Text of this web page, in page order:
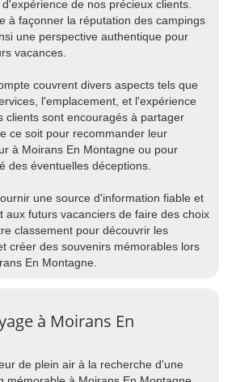
de nos précieux clients.
à façonner la réputation des campings
une perspective authentique pour
vacances.
couvrent divers aspects tels que
l'emplacement, et l'expérience
clients sont encouragés à partager
ce soit pour recommander leur
à Moirans En Montagne ou pour
des éventuelles déceptions.
une source d'information fiable et
aux futurs vacanciers de faire des choix
classement pour découvrir les
créer des souvenirs mémorables lors
En Montagne.
à Moirans En
de plein air à la recherche d'une